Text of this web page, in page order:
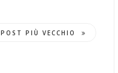
POST PIÙ VECCHIO